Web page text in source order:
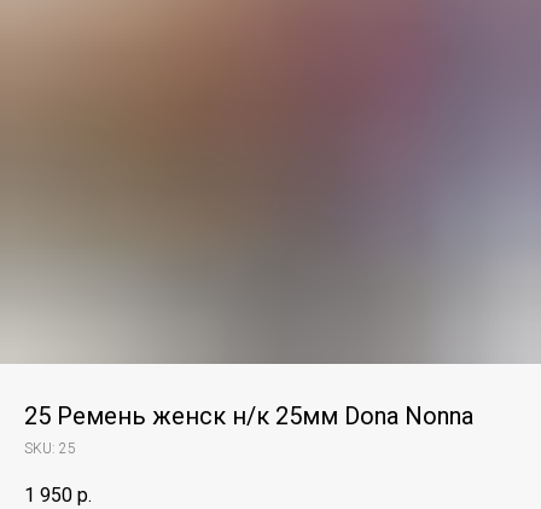
25 Ремень женск н/к 25мм Dona Nonna
SKU: 25
1 950 р.